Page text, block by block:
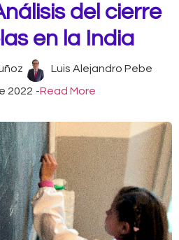
del cierre
en la India
Luis Alejandro Pebe
2022 -Read More